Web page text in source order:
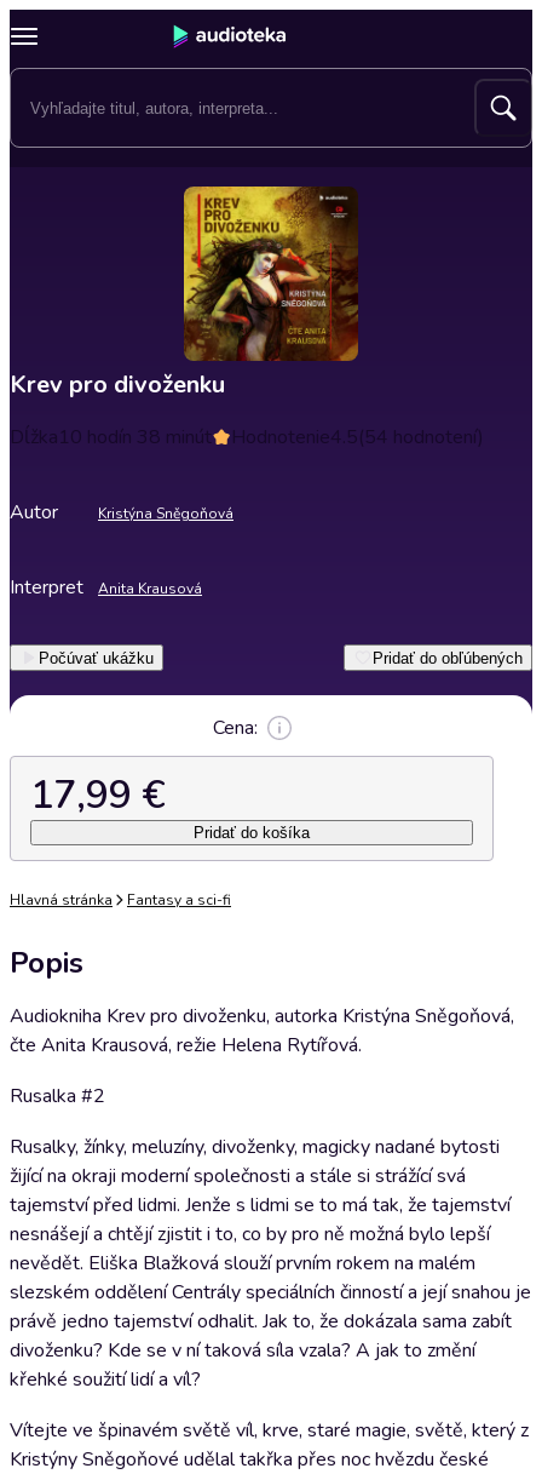
Krev pro divoženku
Dĺžka10 hodín 38 minút Hodnotenie4.5(54 hodnotení)
Autor Kristýna Sněgoňová
Interpret Anita Krausová
Počúvať ukážku Pridať do obľúbených
Cena:
17,99 €
Pridať do košíka
Hlavná stránka Fantasy a sci-fi
Popis
Audiokniha Krev pro divoženku, autorka Kristýna Sněgoňová,
čte Anita Krausová, režie Helena Rytířová.
Rusalka #2
Rusalky, žínky, meluzíny, divoženky, magicky nadané bytosti
žijící na okraji moderní společnosti a stále si strážící svá
tajemství před lidmi. Jenže s lidmi se to má tak, že tajemství
nesnášejí a chtějí zjistit i to, co by pro ně možná bylo lepší
nevědět. Eliška Blažková slouží prvním rokem na malém
slezském oddělení Centrály speciálních činností a její snahou je
právě jedno tajemství odhalit. Jak to, že dokázala sama zabít
divoženku? Kde se v ní taková síla vzala? A jak to změní
křehké soužití lidí a víl?
Vítejte ve špinavém světě víl, krve, staré magie, světě, který z
Kristýny Sněgoňové udělal takřka přes noc hvězdu české